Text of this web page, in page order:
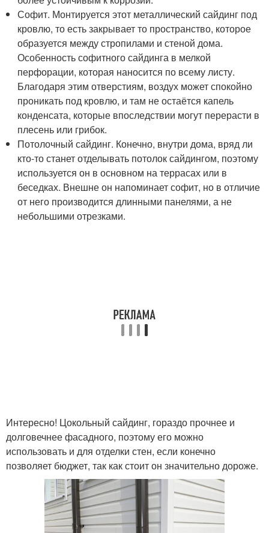
Софит. Монтируется этот металлический сайдинг под
кровлю, то есть закрывает то пространство, которое
образуется между стропилами и стеной дома.
Особенность софитного сайдинга в мелкой
перфорации, которая наносится по всему листу.
Благодаря этим отверстиям, воздух может спокойно
проникать под кровлю, и там не остаётся капель
конденсата, которые впоследствии могут перерасти в
плесень или грибок.
Потолочный сайдинг. Конечно, внутри дома, вряд ли
кто-то станет отделывать потолок сайдингом, поэтому
используется он в основном на террасах или в
беседках. Внешне он напоминает софит, но в отличие
от него производится длинными панелями, а не
небольшими отрезками.
Интересно! Цокольный сайдинг, гораздо прочнее и
долговечнее фасадного, поэтому его можно
использовать и для отделки стен, если конечно
позволяет бюджет, так как стоит он значительно дороже.